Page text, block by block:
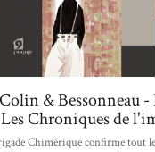
& Bessonneau -
Chroniques de
Chimérique confirme tout